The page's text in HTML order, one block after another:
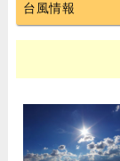
台風情報